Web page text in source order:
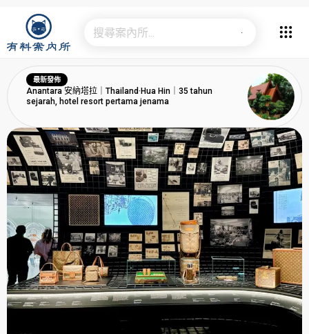
最新發佈
Anantara 安納塔拉｜Thailand·Hua Hin｜35 tahun
sejarah, hotel resort pertama jenama